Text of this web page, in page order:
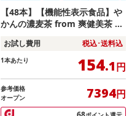
【48本】【機能性表示食品】や
かんの濃麦茶 from 爽健美茶 60
お試し費用 税込･送料込
1本あたり 154.1円
参考価格
オープン
7394円